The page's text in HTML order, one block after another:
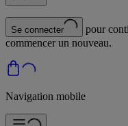
Se connecter
pour
commencer un nouveau.
Navigation mobile